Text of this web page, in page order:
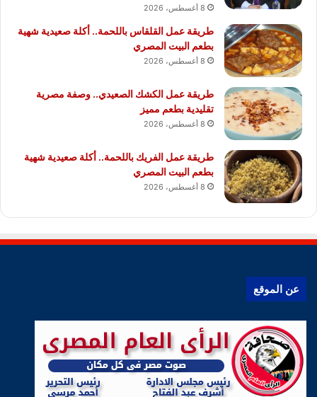
8 أغسطس، 2026
طريقة عمل القلقاس باللحمة.. أكلة صعيدية شهية
بطعم البيت المصري
8 أغسطس، 2026
طريقة عمل الكشك الصعيدي.. وصفة مصرية
تقليدية بطعم مميز
8 أغسطس، 2026
طريقة عمل الفريك باللحمة.. أكلة صعيدية شهية
بطعم البيت المصري
8 أغسطس، 2026
عن الموقع